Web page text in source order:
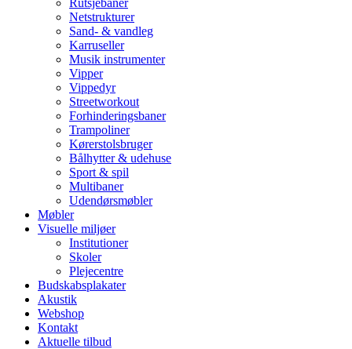
Rutsjebaner
Netstrukturer
Sand- & vandleg
Karruseller
Musik instrumenter
Vipper
Vippedyr
Streetworkout
Forhinderingsbaner
Trampoliner
Kørerstolsbruger
Bålhytter & udehuse
Sport & spil
Multibaner
Udendørsmøbler
Møbler
Visuelle miljøer
Institutioner
Skoler
Plejecentre
Budskabsplakater
Akustik
Webshop
Kontakt
Aktuelle tilbud